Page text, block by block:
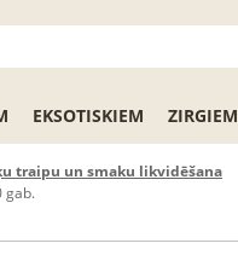
EKSOTISKIEM ZIRGIEM
traipu un smaku likvidēšana
gab.